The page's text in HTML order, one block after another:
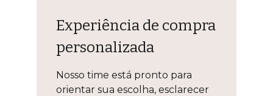
Experiência de compra
personalizada
Nosso time está pronto para
orientar sua escolha, esclarecer